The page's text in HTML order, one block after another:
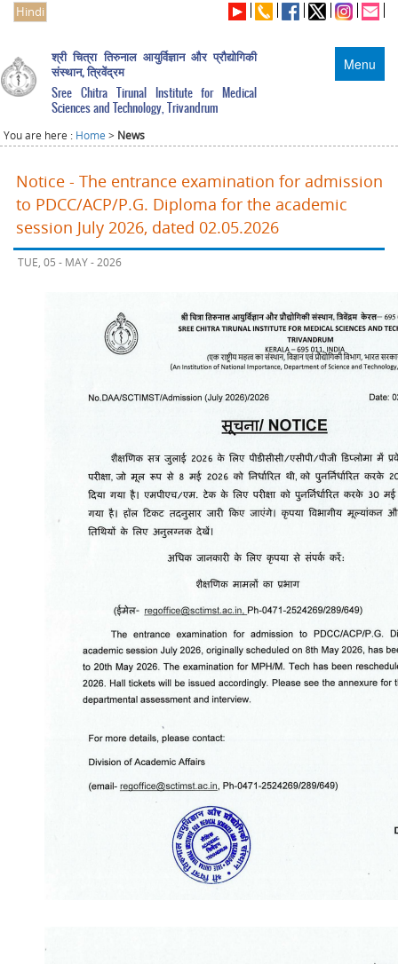
Hindi
Menu
श्री चित्रा तिरुनाल आयुर्विज्ञान और प्रौद्योगिकी
संस्थान, त्रिवेंद्रम
Sree Chitra Tirunal Institute for Medical
Sciences and Technology, Trivandrum
You are here : Home > News
Notice - The entrance examination for admission
to PDCC/ACP/P.G. Diploma for the academic
session July 2026, dated 02.05.2026
TUE, 05 - MAY - 2026